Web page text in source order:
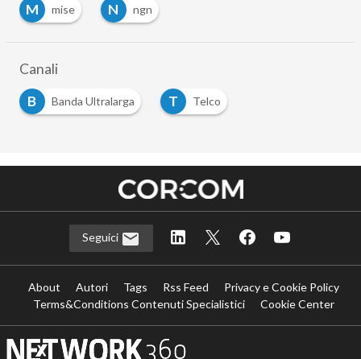
M
mise N ngn
Canali
B
Banda Ultralarga T Telco
Seguici
About Autori Tags Rss Feed
Privacy e Cookie Policy
Terms&Conditions Contenuti Specialistici
Cookie Center